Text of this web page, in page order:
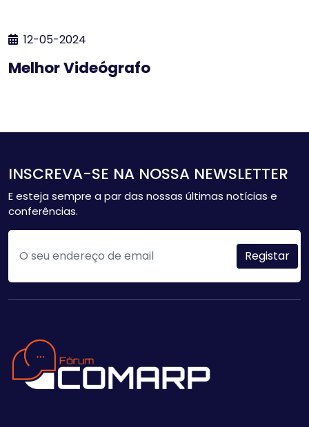
12-05-2024
Melhor Videógrafo
INSCREVA-SE NA NOSSA NEWSLETTER
E esteja sempre a par das nossas últimas notícias e
conferências.